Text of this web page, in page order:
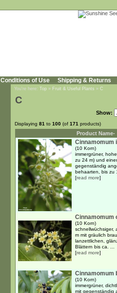
Conditions of Use Shipping & Returns
You're here: Top » Fruit & Useful Plants » C
C
Show:
Displaying 81 to 100 (of 171 products)
Product Name-
Cinnamomum
(10 Korn)
immergrüner,
zu 24 m) und
gegenständig
behaarten, bis zu
[read more]
Cinnamomum
(10 Korn)
schnellwüchsiger,
m mit gräulich
lanzettlichen,
Blättern bis ca. ...
[read more]
Cinnamomum
(10 Korn)
immergrüner,
mit gegenständig